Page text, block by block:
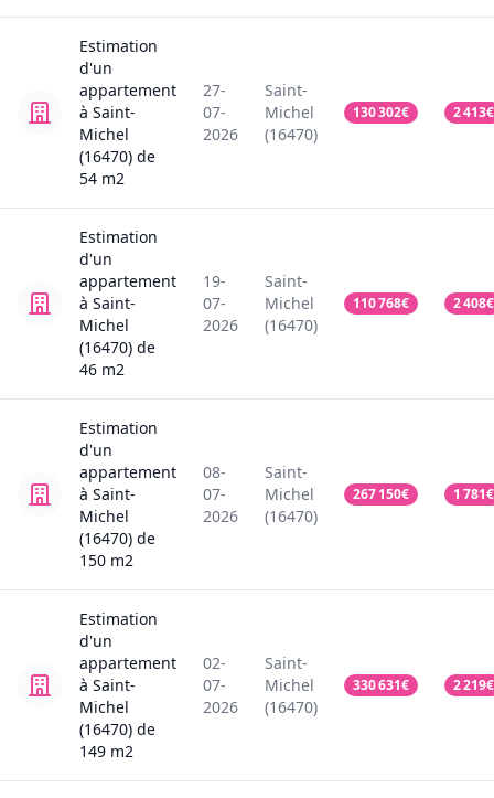
Estimation
d'un
appartement
à Saint-
Michel
(16470) de
54 m2
27-
07-
2026
Saint-
Michel
(16470)
130 302€ 2 413€
Estimation
d'un
appartement
à Saint-
Michel
(16470) de
46 m2
19-
07-
2026
Saint-
Michel
(16470)
110 768€ 2 408€
Estimation
d'un
appartement
à Saint-
Michel
(16470) de
150 m2
08-
07-
2026
Saint-
Michel
(16470)
267 150€ 1 781€
Estimation
d'un
appartement
à Saint-
Michel
(16470) de
149 m2
02-
07-
2026
Saint-
Michel
(16470)
330 631€ 2 219€